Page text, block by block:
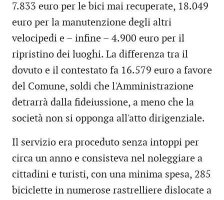
7.833 euro per le bici mai recuperate, 18.049
euro per la manutenzione degli altri
velocipedi e – infine – 4.900 euro per il
ripristino dei luoghi. La differenza tra il
dovuto e il contestato fa 16.579 euro a favore
del Comune, soldi che l'Amministrazione
detrarrà dalla fideiussione, a meno che la
società non si opponga all'atto dirigenziale.
Il servizio era proceduto senza intoppi per
circa un anno e consisteva nel noleggiare a
cittadini e turisti, con una minima spesa, 285
biciclette in numerose rastrelliere dislocate a